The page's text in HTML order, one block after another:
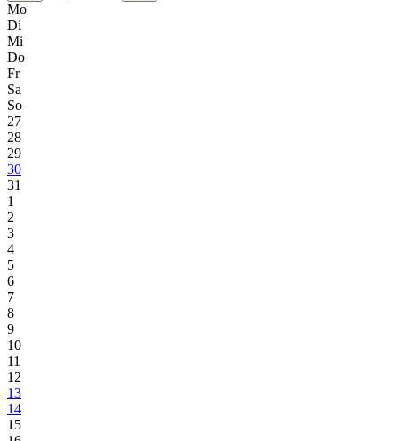
Mo
Di
Mi
Do
Fr
Sa
So
27
28
29
30
31
1
2
3
4
5
6
7
8
9
10
11
12
13
14
15